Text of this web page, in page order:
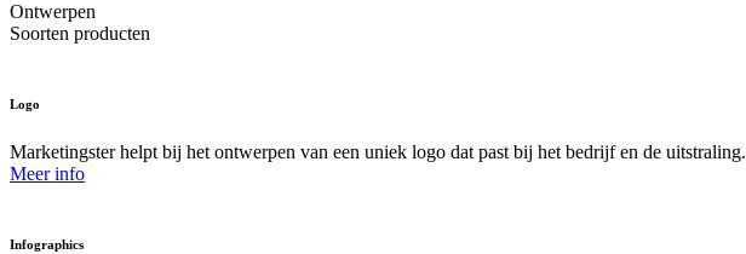
Ontwerpen
Soorten producten
Logo
Marketingster helpt bij het ontwerpen van een uniek logo dat past bij het bedrijf en de uitstraling.
Meer info
Infographics